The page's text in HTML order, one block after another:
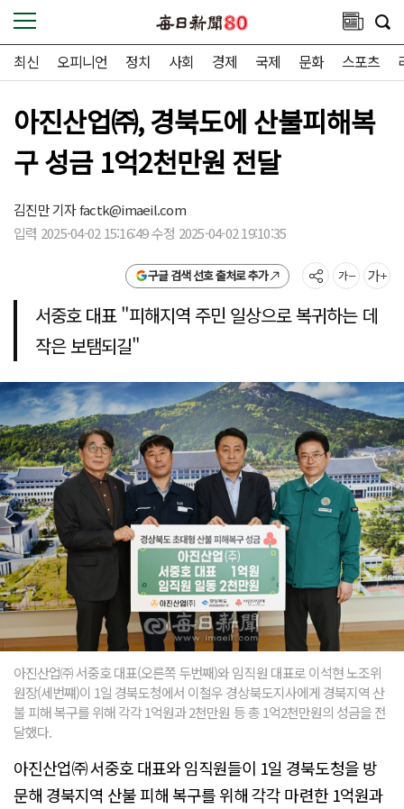
최신 오피니언 정치 사회 경제 국제 문화 스포츠
아진산업㈜, 경북도에 산불피해복
구 성금 1억2천만원 전달
김진만 기자factk@imaeil.com
입력 2025-04-02 15:16:49 수정 2025-04-02 19:10:35
구글 검색 선호 출처로 추가
서중호 대표 "피해지역 주민 일상으로 복귀하는 데
작은 보탬되길"
아진산업㈜ 서중호 대표(오른쪽 두번째)와 임직원 대표로 이석현 노조위
원장(세번쨰)이 1일 경북도청에서 이철우 경상북도지사에게 경북지역 산
불 피해 복구를 위해 각각 1억원과 2천만원 등 총 1억2천만원의 성금을 전
달했다.
아진산업㈜ 서중호 대표와 임직원들이 1일 경북도청을 방
문해 경북지역 산불 피해 복구를 위해 각각 마련한 1억원과